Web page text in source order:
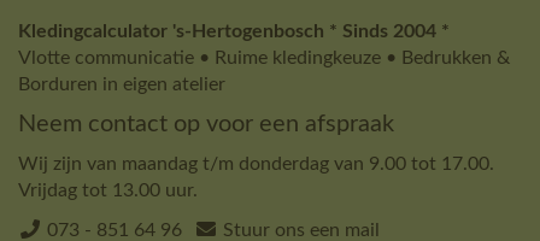
Kledingcalculator 's-Hertogenbosch * Sinds 2004 *
Vlotte communicatie • Ruime kledingkeuze • Bedrukken &
Borduren in eigen atelier
Neem contact op voor een afspraak
Wij zijn van maandag t/m donderdag van 9.00 tot 17.00.
Vrijdag tot 13.00 uur.
073 - 851 64 96 Stuur ons een mail